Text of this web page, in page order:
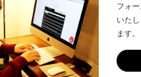
フォ
いた
ます